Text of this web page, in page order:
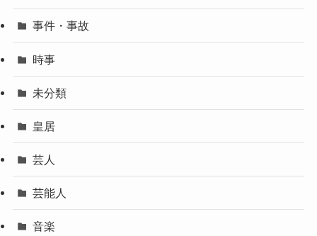
事件・事故
時事
未分類
皇居
芸人
芸能人
音楽